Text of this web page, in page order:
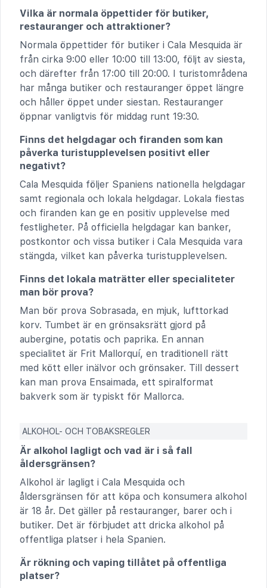
Vilka är normala öppettider för butiker,
restauranger och attraktioner?
Normala öppettider för butiker i Cala Mesquida är
från cirka 9:00 eller 10:00 till 13:00, följt av siesta,
och därefter från 17:00 till 20:00. I turistområdena
har många butiker och restauranger öppet längre
och håller öppet under siestan. Restauranger
öppnar vanligtvis för middag runt 19:30.
Finns det helgdagar och firanden som kan
påverka turistupplevelsen positivt eller
negativt?
Cala Mesquida följer Spaniens nationella helgdagar
samt regionala och lokala helgdagar. Lokala fiestas
och firanden kan ge en positiv upplevelse med
festligheter. På officiella helgdagar kan banker,
postkontor och vissa butiker i Cala Mesquida vara
stängda, vilket kan påverka turistupplevelsen.
Finns det lokala maträtter eller specialiteter
man bör prova?
Man bör prova Sobrasada, en mjuk, lufttorkad
korv. Tumbet är en grönsaksrätt gjord på
aubergine, potatis och paprika. En annan
specialitet är Frit Mallorquí, en traditionell rätt
med kött eller inälvor och grönsaker. Till dessert
kan man prova Ensaimada, ett spiralformat
bakverk som är typiskt för Mallorca.
ALKOHOL- OCH TOBAKSREGLER
Är alkohol lagligt och vad är i så fall
åldersgränsen?
Alkohol är lagligt i Cala Mesquida och
åldersgränsen för att köpa och konsumera alkohol
är 18 år. Det gäller på restauranger, barer och i
butiker. Det är förbjudet att dricka alkohol på
offentliga platser i hela Spanien.
Är rökning och vaping tillåtet på offentliga
platser?